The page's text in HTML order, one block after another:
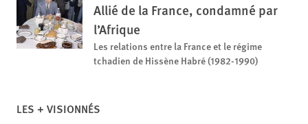
Allié de la France, condamné par
l’Afrique
Les relations entre la France et le régime
tchadien de Hissène Habré (1982-1990)
LES + VISIONNÉS